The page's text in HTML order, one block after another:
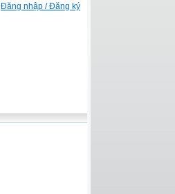
Đăng nhập / Đăng ký